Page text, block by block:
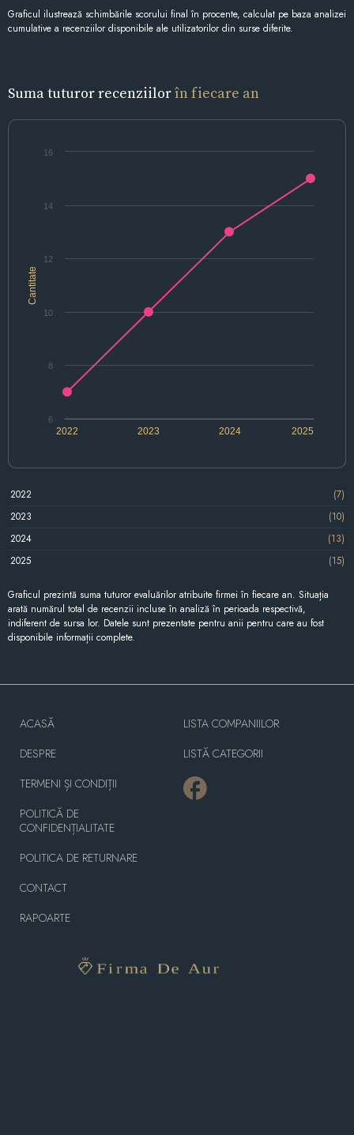
Graficul ilustrează schimbările scorului final în procente, calculat pe baza analizei
cumulative a recenziilor disponibile ale utilizatorilor din surse diferite.
Suma tuturor recenziilorîn fiecare an
Cantitate
2022 2024
2023 2025
6
8
10
12
14
16
2022
(7)
2023
(10)
2024
(13)
2025
(15)
Graficul prezintă suma tuturor evaluărilor atribuite firmei în fiecare an. Situația
arată numărul total de recenzii incluse în analiză în perioada respectivă,
indiferent de sursa lor. Datele sunt prezentate pentru anii pentru care au fost
disponibile informații complete.
ACASĂ
DESPRE
TERMENI ȘI CONDIȚII
POLITICĂ DE
CONFIDENȚIALITATE
POLITICA DE RETURNARE
CONTACT
RAPOARTE
LISTA COMPANIILOR
LISTĂ CATEGORII